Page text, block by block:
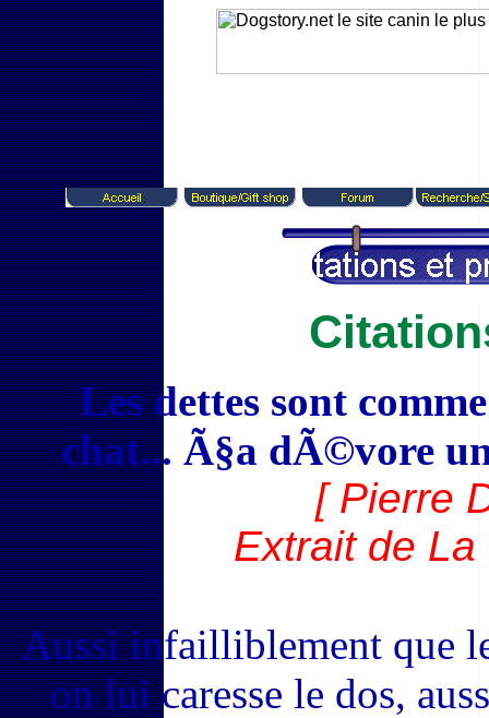
Les dettes sont
chat... Ã§a dÃ©vore
[ Pierre
Extrait de La
Aussi infailliblement que
on lui caresse le dos,